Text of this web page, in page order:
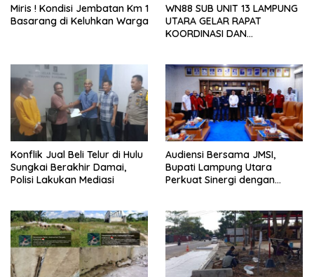
Miris ! Kondisi Jembatan Km 1
Basarang di Keluhkan Warga
WN88 SUB UNIT 13 LAMPUNG
UTARA GELAR RAPAT
KOORDINASI DAN
Konflik Jual Beli Telur di Hulu
Sungkai Berakhir Damai,
Polisi Lakukan Mediasi
Audiensi Bersama JMSI,
Bupati Lampung Utara
Perkuat Sinergi dengan